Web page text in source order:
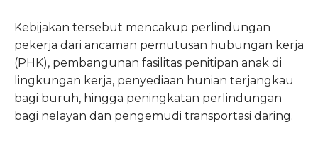
Kebijakan tersebut mencakup perlindungan
pekerja dari ancaman pemutusan hubungan kerja
(PHK), pembangunan fasilitas penitipan anak di
lingkungan kerja, penyediaan hunian terjangkau
bagi buruh, hingga peningkatan perlindungan
bagi nelayan dan pengemudi transportasi daring.